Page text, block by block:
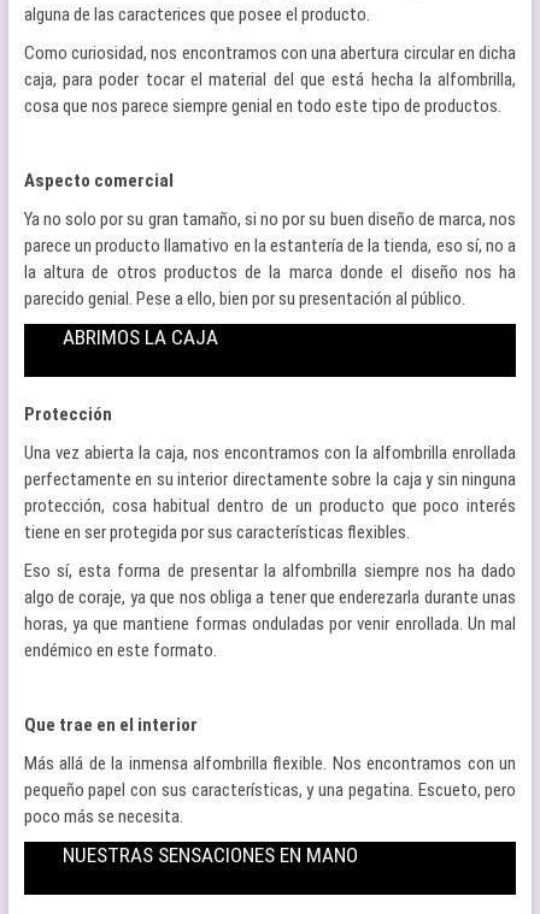
alguna de las caracterices que posee el producto.
Como curiosidad, nos encontramos con una abertura circular en dicha
caja, para poder tocar el material del que está hecha la alfombrilla,
cosa que nos parece siempre genial en todo este tipo de productos.
Aspecto comercial
Ya no solo por su gran tamaño, si no por su buen diseño de marca, nos
parece un producto llamativo en la estantería de la tienda, eso sí, no a
la altura de otros productos de la marca donde el diseño nos ha
parecido genial. Pese a ello, bien por su presentación al público.
ABRIMOS LA CAJA
Protección
Una vez abierta la caja, nos encontramos con la alfombrilla enrollada
perfectamente en su interior directamente sobre la caja y sin ninguna
protección, cosa habitual dentro de un producto que poco interés
tiene en ser protegida por sus características flexibles.
Eso sí, esta forma de presentar la alfombrilla siempre nos ha dado
algo de coraje, ya que nos obliga a tener que enderezarla durante unas
horas, ya que mantiene formas onduladas por venir enrollada. Un mal
endémico en este formato.
Que trae en el interior
Más allá de la inmensa alfombrilla flexible. Nos encontramos con un
pequeño papel con sus características, y una pegatina. Escueto, pero
poco más se necesita.
NUESTRAS SENSACIONES EN MANO